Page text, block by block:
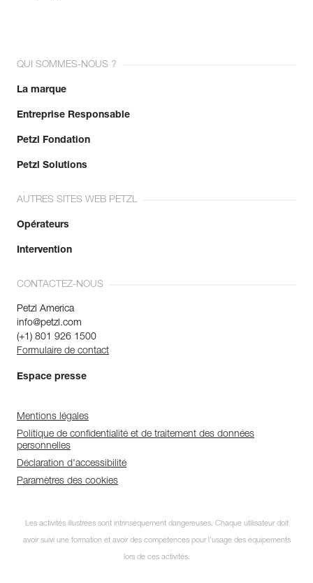
QUI SOMMES-NOUS ?
La marque
Entreprise Responsable
Petzl Fondation
Petzl Solutions
AUTRES SITES WEB PETZL
Opérateurs
Intervention
CONTACTEZ-NOUS
Petzl America
info@petzl.com
(+1) 801 926 1500
Formulaire de contact
Espace presse
Mentions légales
Politique de confidentialité et de traitement des données
personnelles
Déclaration d'accessibilité
Paramètres des cookies
Les activités illustrées sont intrinsèquement dangereuses. Chaque utilisateur doit
avoir suivi une formation et avoir des compétences pour l’usage des équipements
lors de ces activités.